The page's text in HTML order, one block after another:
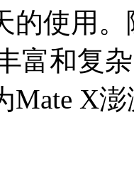
的使用
富和复
Mate X